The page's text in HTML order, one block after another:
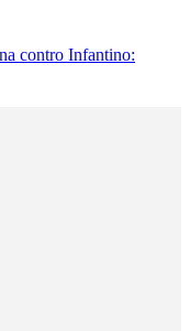
contro Infantino: